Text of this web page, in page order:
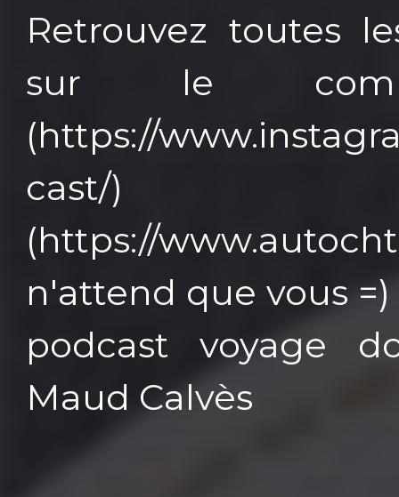
Retrouvez toutes
sur le
(https://
cast/)
(https://
n'attend que vous
podcast voyage
Maud Calvès